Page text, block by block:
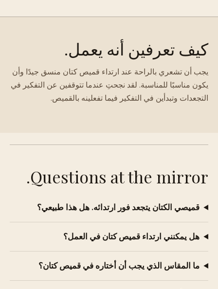
كيف تعرفين أنه يعمل.
يجب أن تشعري بالراحة عند ارتداء قميص كتان منسق جيدًا وأن
يكون مناسبًا للمناسبة. لقد نجحتِ عندما تتوقفين عن التفكير في
التجعدات وتبدأين في التفكير فيما تفعلينه بالقميص.
Questions at the mirror.
قميصي الكتان يتجعد فور ارتدائه. هل هذا طبيعي؟
هل يمكنني ارتداء قميص كتان في العمل؟
ما المقاس الذي يجب أن أختاره في قميص كتان؟